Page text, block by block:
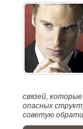
связей,
опасных
советую